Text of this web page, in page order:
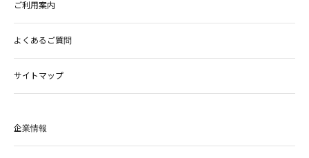
ご利用案内
よくあるご質問
サイトマップ
企業情報